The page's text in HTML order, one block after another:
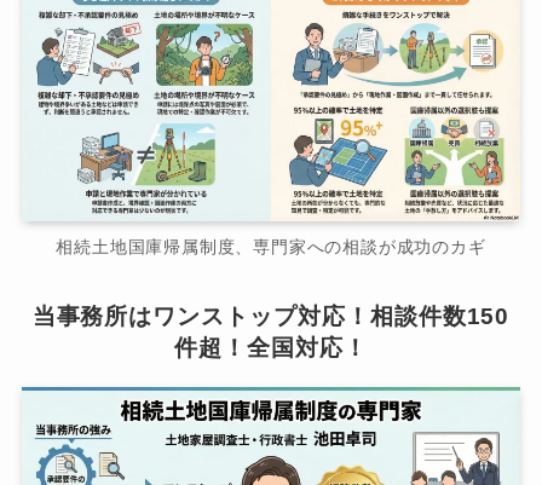
相続土地国庫帰属制度、専門家への相談が成功のカギ
当事務所はワンストップ対応！相談件数150
件超！全国対応！